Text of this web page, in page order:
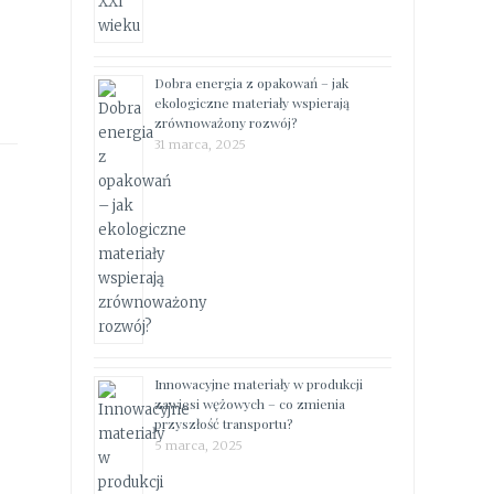
Dobra energia z opakowań – jak
ekologiczne materiały wspierają
zrównoważony rozwój?
31 marca, 2025
Innowacyjne materiały w produkcji
zawiesi wężowych – co zmienia
przyszłość transportu?
5 marca, 2025